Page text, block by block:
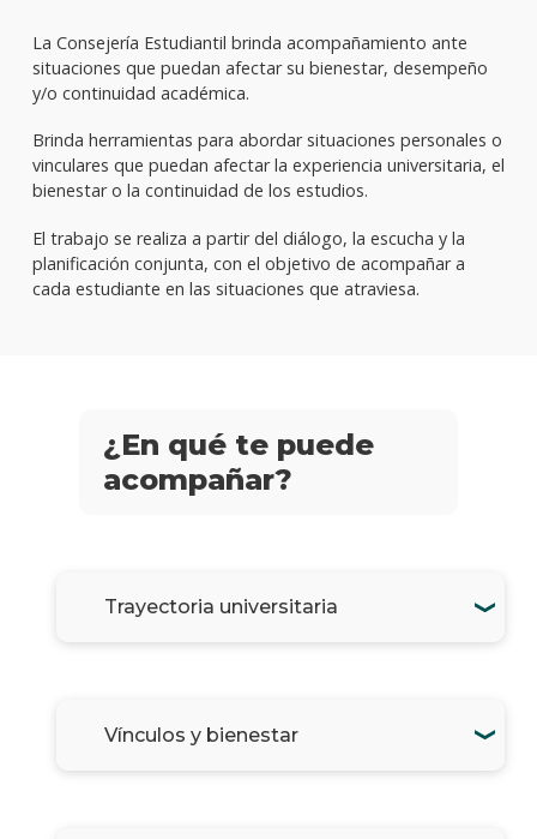
La Consejería Estudiantil brinda acompañamiento ante
situaciones que puedan afectar su bienestar, desempeño
y/o continuidad académica.
Brinda herramientas para abordar situaciones personales o
vinculares que puedan afectar la experiencia universitaria, el
bienestar o la continuidad de los estudios.
El trabajo se realiza a partir del diálogo, la escucha y la
planificación conjunta, con el objetivo de acompañar a
cada estudiante en las situaciones que atraviesa.
¿En qué te puede
acompañar?
Trayectoria universitaria
Vínculos y bienestar